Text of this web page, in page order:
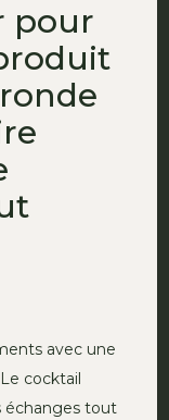
pour
avec une
cocktail
échanges tout